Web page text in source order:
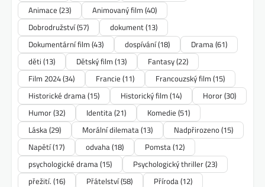
Animace (23) Animovaný film (40)
Dobrodružství(57) dokument(13)
Dokumentární film (43) dospívání(18) Drama(61)
děti (13) Dětský film (13) Fantasy(22)
Film 2024(34) Francie (11) Francouzský film (15)
Historické drama(15) Historický film (14) Horor(30)
Humor(32) Identita(21) Komedie (51)
Láska(29) Morální dilemata(13) Nadpřirozeno(15)
Napětí(17) odvaha(18) Pomsta(12)
psychologické drama(15) Psychologický thriller(23)
přežití. (16) Přátelství(58) Příroda(12)